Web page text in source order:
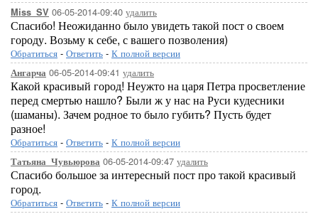
Miss_SV 06-05-2014-09:40 удалить
Спасибо! Неожиданно было увидеть такой пост о своем
городу. Возьму к себе, с вашего позволения)
Обратиться - Ответить - К полной версии
Ангарча 06-05-2014-09:41 удалить
Какой красивый город! Неужто на царя Петра просветление
перед смертью нашло? Были ж у нас на Руси кудесники
(шаманы). Зачем родное то было губить? Пусть будет
разное!
Обратиться - Ответить - К полной версии
Татьяна_Чувьюрова 06-05-2014-09:47 удалить
Спасибо большое за интересный пост про такой красивый
город.
Обратиться - Ответить - К полной версии